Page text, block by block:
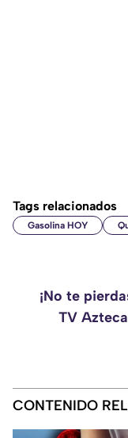
Tags relacionados
Gasolina HOY
¡No te
TV
CONTENIDO